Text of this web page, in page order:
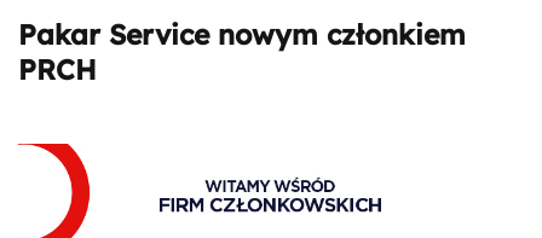
Pakar Service nowym członkiem
PRCH